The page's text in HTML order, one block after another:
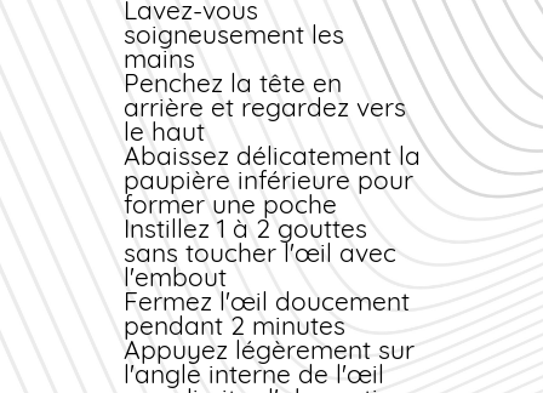
plasmatiques
Anti-inflammatoires non
stéroïdiens systémiques :
risque convulsif
théorique
Ces interactions
restent exceptionnelles
avec la voie
ophtalmique, mais
doivent être
mentionnées lors du
questionnaire médical.
Précautions avec les
lentilles de contact
Il est impératif de
Lavez-vous
soigneusement les
mains
Penchez la tête en
arrière et regardez vers
le haut
Abaissez délicatement la
paupière inférieure pour
former une poche
Instillez 1 à 2 gouttes
sans toucher l'œil avec
l'embout
Fermez l'œil doucement
pendant 2 minutes
Appuyez légèrement sur
l'angle interne de l'œil